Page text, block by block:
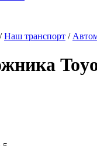
/Наш транспорт /